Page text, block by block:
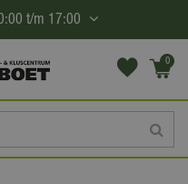
t/m 17:00
0
(€0,